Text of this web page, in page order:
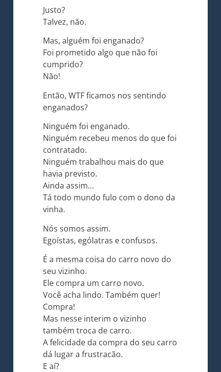
Justo?
Talvez, não.
Mas, alguém foi enganado?
Foi prometido algo que não foi
cumprido?
Não!
Então, WTF ficamos nos sentindo
enganados?
Ninguém foi enganado.
Ninguém recebeu menos do que foi
contratado.
Ninguém trabalhou mais do que
havia previsto.
Ainda assim…
Tá todo mundo fulo com o dono da
vinha.
Nós somos assim.
Egoístas, ególatras e confusos.
É a mesma coisa do carro novo do
seu vizinho.
Ele compra um carro novo.
Você acha lindo. Também quer!
Compra!
Mas nesse interim o vizinho
também troca de carro.
A felicidade da compra do seu carro
dá lugar a frustracão.
E aí?